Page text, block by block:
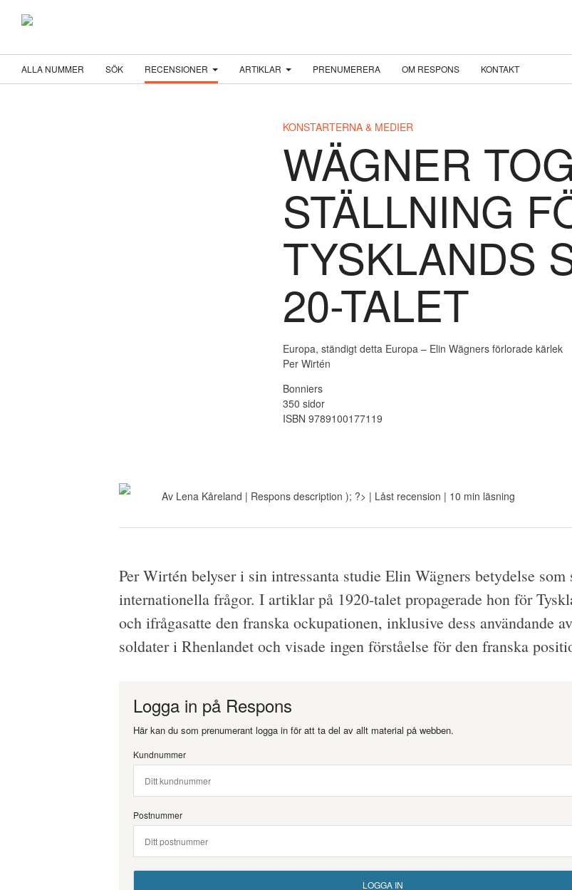
ALLA NUMMER SÖK RECENSIONER ARTIKLAR PRENUMERERA OM RESPONS KONTAKT
KONSTARTERNA & MEDIER
WÄGNER TOG
STÄLLNING
TYSKLANDS
20-TALET
Europa, ständigt detta Europa – Elin Wägners förlorade kärlek
Per Wirtén
Bonniers
350 sidor
ISBN 9789100177119
Av Lena Kåreland | Respons description ); ?> | Låst recension | 10 min läsning
Per Wirtén belyser i sin intressanta studie Elin Wägners betydelse
internationella frågor. I artiklar på 1920-talet propagerade hon för
och ifrågasatte den franska ockupationen, inklusive dess användande
soldater i Rhenlandet och visade ingen förståelse för den franska
Logga in på Respons
Här kan du som prenumerant logga in för att ta del av allt material på webben.
Kundnummer
Postnummer